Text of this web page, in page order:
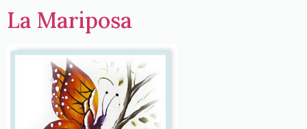
La Mariposa